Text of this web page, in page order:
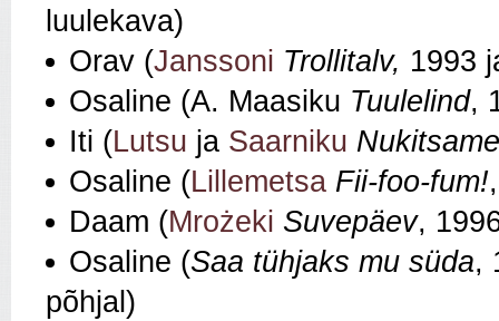
luulekava)
Orav (Janssoni Trollitalv, 1993
Osaline (A. Maasiku Tuulelind,
Iti (Lutsu ja Saarniku
Osaline (Lillemetsa Fii-foo-fum!
Daam (Mrożeki Suvepäev,
Osaline (Saa tühjaks mu süda,
põhjal)